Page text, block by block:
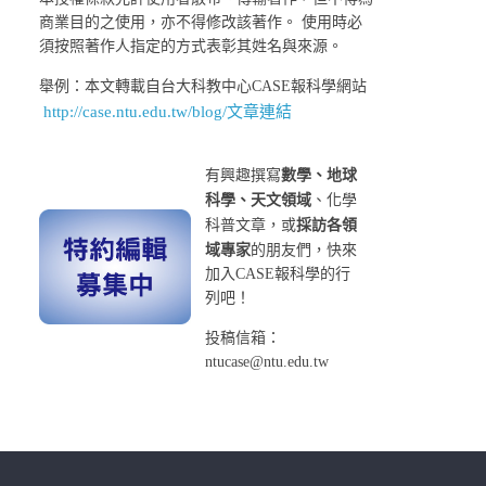
商業目的之使用，亦不得修改該著作。 使用時必
須按照著作人指定的方式表彰其姓名與來源。
舉例：本文轉載自台大科教中心CASE報科學網站
http://case.ntu.edu.tw/blog/文章連結
有興趣撰寫數學、地球
科學、天文領域 、化學
科普文章，或採訪各領
域專家的朋友們，快來
加入CASE報科學的行
列吧！
投稿信箱：
ntucase@ntu.edu.tw